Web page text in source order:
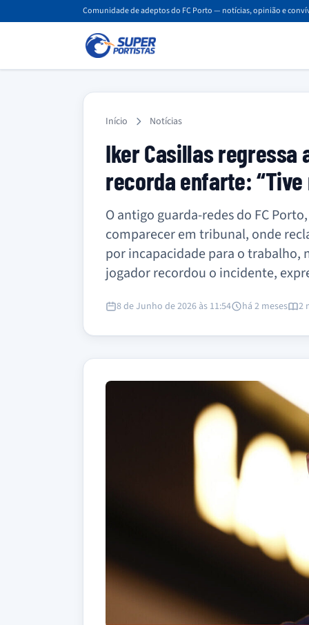
Comunidade de adeptos do FC Porto — notícias, opinião e
Início Notícias
Iker Casillas regressa
recorda enfarte:
O antigo guarda-redes do FC
comparecer em tribunal, onde
por incapacidade para o trabalho,
jogador recordou o incidente,
8 de Junho de 2026 às 11:54 há 2 meses 2